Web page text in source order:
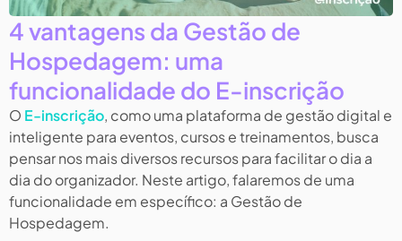
4 vantagens da Gestão de
Hospedagem: uma
funcionalidade do E-inscrição
O E-inscrição, como uma plataforma de gestão digital e
inteligente para eventos, cursos e treinamentos, busca
pensar nos mais diversos recursos para facilitar o dia a
dia do organizador. Neste artigo, falaremos de uma
funcionalidade em específico: a Gestão de
Hospedagem.